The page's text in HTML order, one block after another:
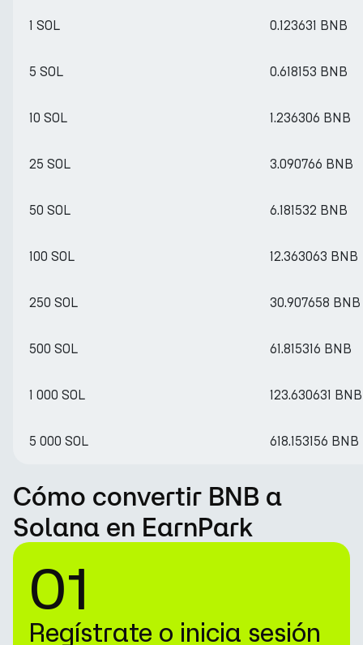
1 SOL 0.123631 BNB
5 SOL 0.618153 BNB
10 SOL 1.236306 BNB
25 SOL 3.090766 BNB
50 SOL 6.181532 BNB
100 SOL 12.363063 BNB
250 SOL 30.907658 BNB
500 SOL 61.815316 BNB
1 000 SOL 123.630631 BNB
5 000 SOL 618.153156 BNB
Cómo convertir BNB a
Solana en EarnPark
01
Regístrate o inicia sesión